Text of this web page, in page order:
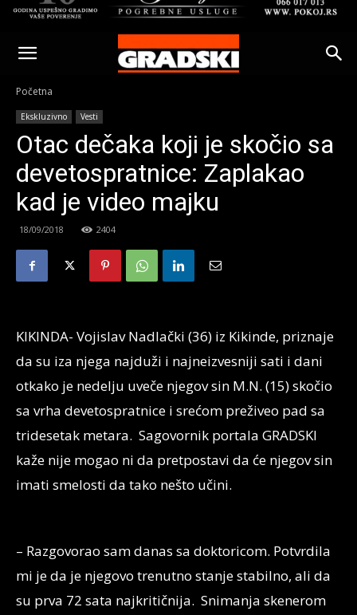
Gradski
Online
Kikinda
Početna
Ekskluzivno Vesti
Otac dečaka koji je skočio sa
devetospratnice: Zaplakao
kad je video majku
18/09/2018 2404
KIKINDA- Vojislav Nadlački (36) iz Kikinde, priznaje
da su iza njega najduži i najneizvesniji sati i dani
otkako je nedelju uveče njegov sin M.N. (15) skočio
sa vrha devetospratnice i srećom preživeo pad sa
tridesetak metara. Sagovornik portala GRADSKI
kaže nije mogao ni da pretpostavi da će njegov sin
imati smelosti da tako nešto učini.
– Razgovorao sam danas sa doktoricom. Potvrdila
mi je da je njegovo trenutno stanje stabilno, ali da
su prva 72 sata najkritičnija. Snimanja skenerom